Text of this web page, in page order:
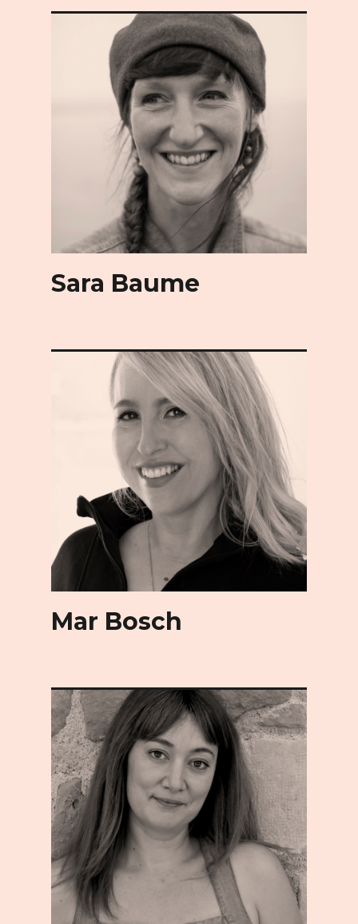
Sara Baume
Mar Bosch